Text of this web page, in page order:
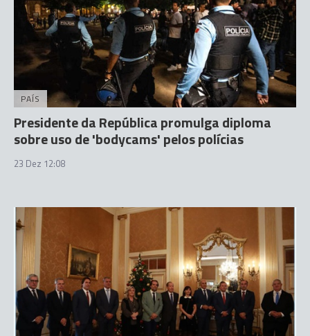
PAÍS
Presidente da República promulga diploma
sobre uso de 'bodycams' pelos polícias
23 Dez 12:08